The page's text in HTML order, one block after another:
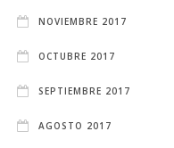
NOVIEMBRE 2017
OCTUBRE 2017
SEPTIEMBRE 2017
AGOSTO 2017